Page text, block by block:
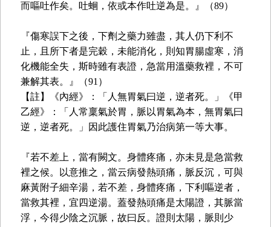
而嘔吐作矣。吐蛔，依或本作吐逆為是。』（89）
『傷寒誤下之後，下劑之藥力雖盡，其人仍下利不
止，且所下者是完穀，未能消化，則知胃腸虛寒，消
化機能全失，斯時雖有表證，急當用溫藥救裡，不可
兼解其表。』（91）
【註】《內經》：「人無胃氣曰逆，逆者死。」《甲
乙經》：「人常稟氣於胃，脈以胃氣為本，無胃氣曰
逆，逆者死。」因此護住胃氣乃治病第一等大事。
『若不差上，當有闕文。身體疼痛，亦未見是急當救
裡之候。以意推之，當云病發熱頭痛，脈反沉，可與
麻黃附子細辛湯，若不差，身體疼痛，下利嘔逆者，
當救其裡，宜四逆湯。蓋發熱頭痛是太陽證，其脈當
浮，今得少陰之沉脈，故曰反。證則太陽，脈則少